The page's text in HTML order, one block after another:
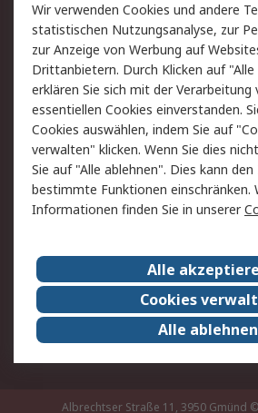
Rücksendung/Entsorgung
Hilfe
Rechtliches
RS Verkaufs- und
Lieferbedingungen
Cookie-Richtlinie
Impressum
RS
Karriere bei RS
Qualität/Zertifikate
Event-Center
Albrechtser Straße 11, 3950 Gmünd
Wir verwenden Cookies und andere
statistischen Nutzungsanalyse, zur
zur Anzeige von Werbung auf
Drittanbietern. Durch Klicken auf
erklären Sie sich mit der Verarbeitung
essentiellen Cookies einverstanden.
Cookies auswählen, indem Sie auf
verwalten" klicken. Wenn Sie dies
Sie auf "Alle ablehnen". Dies kann
bestimmte Funktionen einschränken.
Informationen finden Sie in unserer
Alle
Cookies
Alle ablehnen